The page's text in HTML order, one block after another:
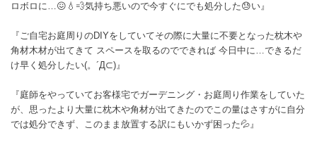
ロボロに…😖💧💨気持ち悪いので今すぐにでも処分した😓い』
『ご自宅お庭周りのDIYをしていてその際に大量に不要となった枕木や
角材木材が出てきて スペースを取るのでできれば 今日中に…できるだ
け早く処分したい(。´Д⊂)』
『庭師をやっていてお客様宅でガーデニング・お庭周り作業をしていた
が、思ったより大量に枕木や角材が出てきたのでこの量はさすがに自分
では処分できず、このまま放置する訳にもいかず困った💦』